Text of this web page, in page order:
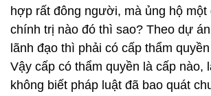
hợp rất đông người, mà ủng hộ một
chính trị nào đó thì sao? Theo dự
lãnh đạo thì phải có cấp thẩm
Vậy cấp có thẩm quyền là cấp nào,
không biết pháp luật đã bao quát